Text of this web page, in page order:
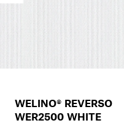
WELINO® REVERSO
WER2500 WHITE